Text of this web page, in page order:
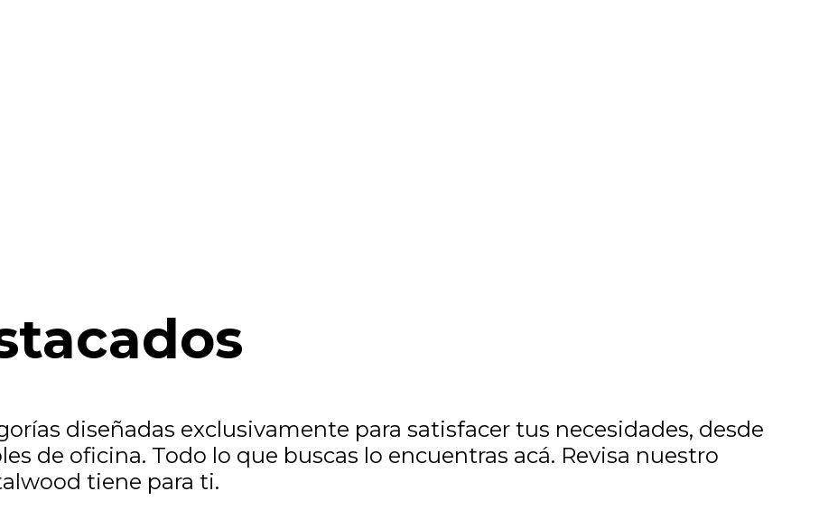
diseñadas exclusivamente para satisfacer tus necesidades, desde
de oficina. Todo lo que buscas lo encuentras acá. Revisa nuestro
tiene para ti.